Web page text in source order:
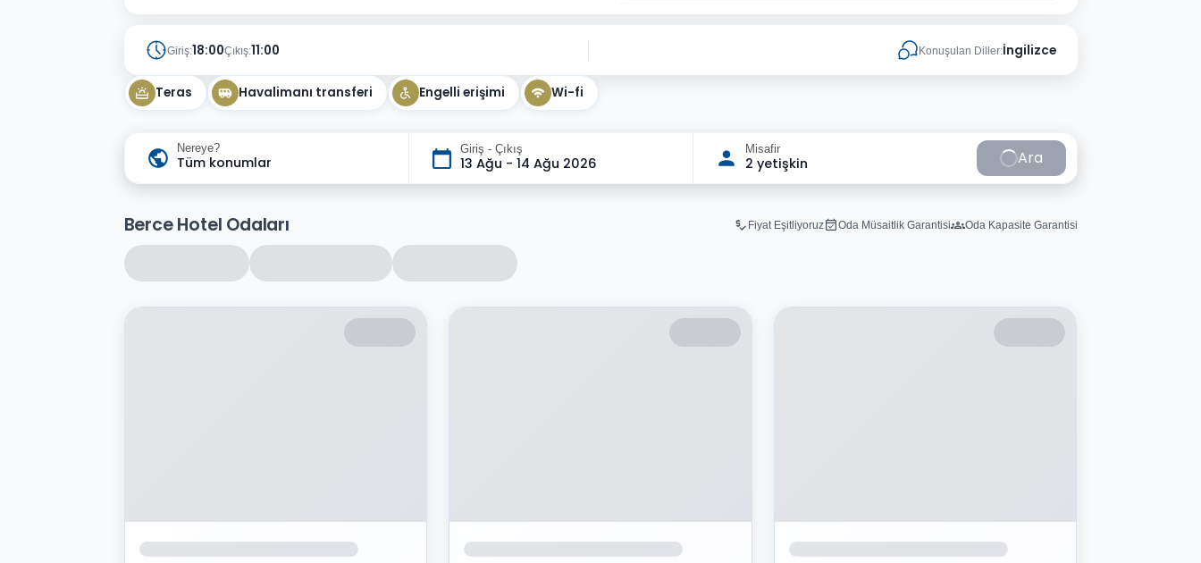
Giriş:18:00Çıkış:11:00 Konuşulan Diller:İngilizce
Teras Havalimanı transferi Engelli erişimi Wi-fi
Nereye?
Tüm konumlar
Giriş - Çıkış
13 Ağu - 14 Ağu 2026
Misafir
2 yetişkin Ara
Berce Hotel Odaları Fiyat Eşitliyoruz Oda Müsaitlik Garantisi Oda Kapasite Garantisi